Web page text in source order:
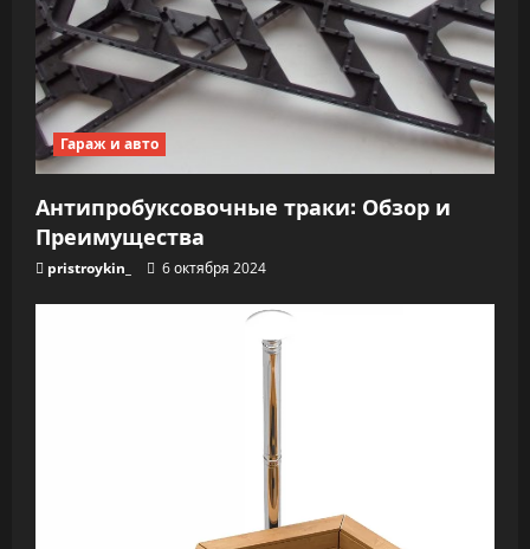
Гараж и авто
Антипробуксовочные траки: Обзор и
Преимущества
pristroykin_ 6 октября 2024